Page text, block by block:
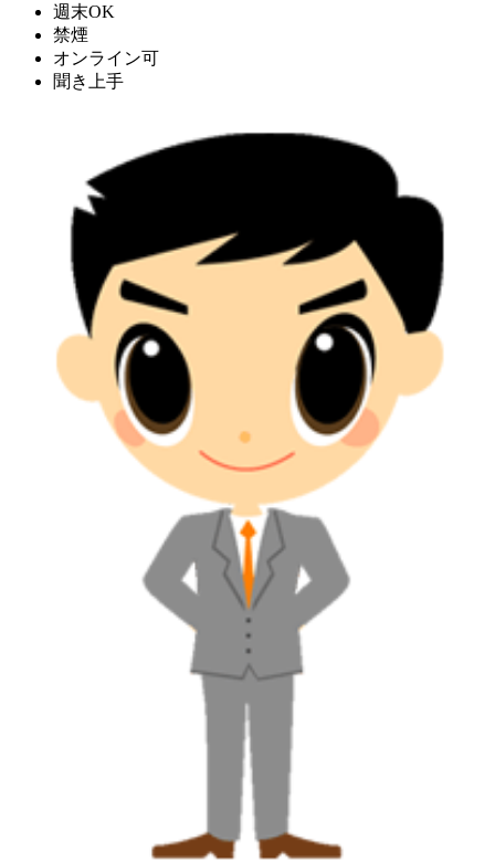
週末OK
禁煙
オンライン可
聞き上手